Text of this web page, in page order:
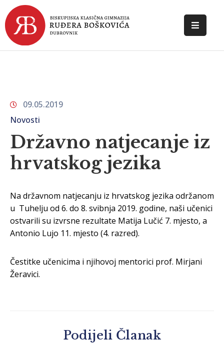
POČETNA
DOKUMENTI
KONTAKT
09.05.2019
Novosti
Državno natjecanje iz
hrvatskog jezika
Na državnom natjecanju iz hrvatskog jezika održanom
u Tuhelju od 6. do 8. svibnja 2019. godine, naši učenici
ostvarili su izvrsne rezultate Matija Lučić 7. mjesto, a
Antonio Lujo 11. mjesto (4. razred).
Čestitke učenicima i njihovoj mentorici prof. Mirjani
Žeravici.
Podijeli Članak